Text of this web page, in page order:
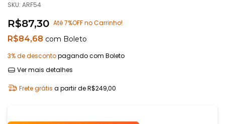
SKU: ARF54
R$87,30 Até 7%OFF no Carrinho!
R$84,68 com Boleto
3% de descontopagando com Boleto
Ver mais detalhes
Frete grátis a partir deR$249,00